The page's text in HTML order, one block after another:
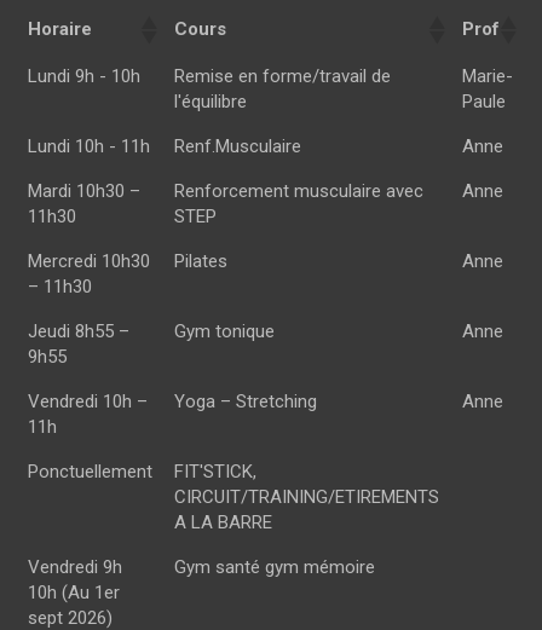
Horaire Cours
Prof
Horaire
Cours Prof
Lundi 9h - 10h
Remise en forme/travail de
l'équilibre
Marie-
Paule
Lundi 10h - 11h Renf.Musculaire Anne
Mardi 10h30 –
11h30
Renforcement musculaire avec
STEP
Anne
Mercredi 10h30
– 11h30
Pilates Anne
Jeudi 8h55 –
9h55
Gym tonique Anne
Vendredi 10h –
11h
Yoga – Stretching Anne
Ponctuellement
FIT'STICK,
CIRCUIT/TRAINING/ETIREMENTS
A LA BARRE
Vendredi 9h
10h (Au 1er
sept 2026)
Gym santé gym mémoire